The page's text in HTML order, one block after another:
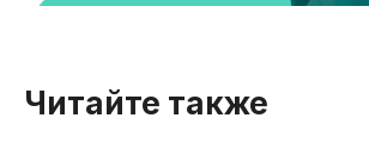
Читайте также